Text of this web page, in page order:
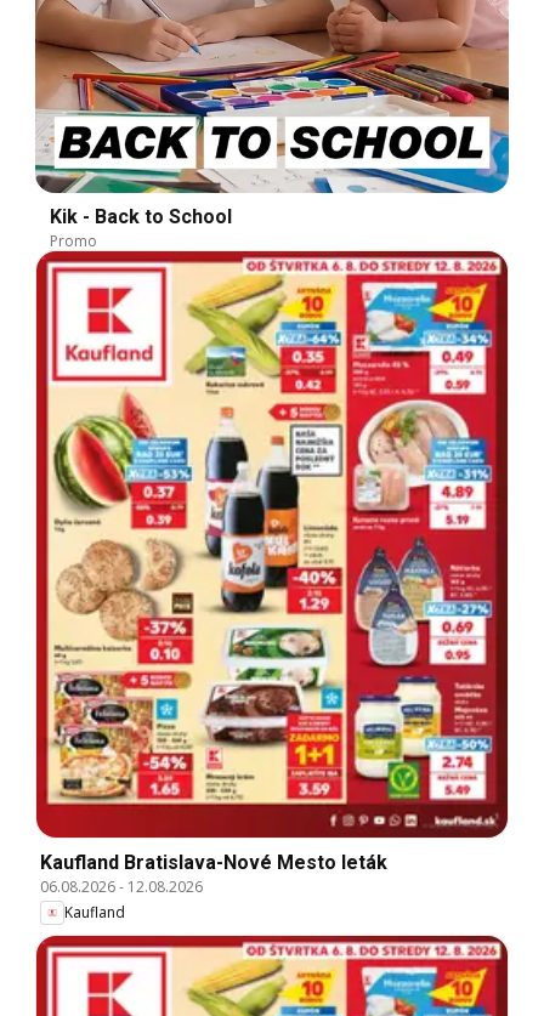
Kik - Back to School
Promo
Kaufland Bratislava-Nové Mesto leták
06.08.2026- 12.08.2026
Kaufland